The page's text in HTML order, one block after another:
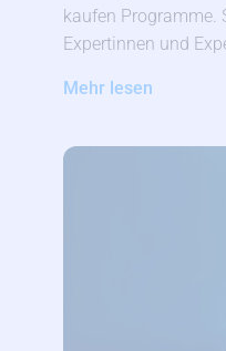
kaufen Programme.
Expertinnen und
Mehr lesen